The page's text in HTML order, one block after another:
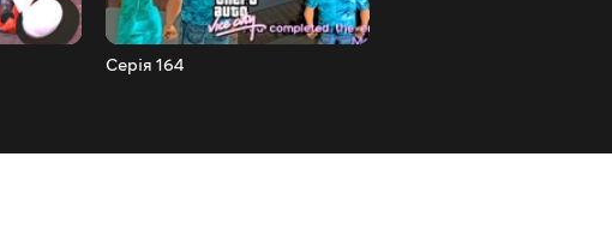
Серія 164